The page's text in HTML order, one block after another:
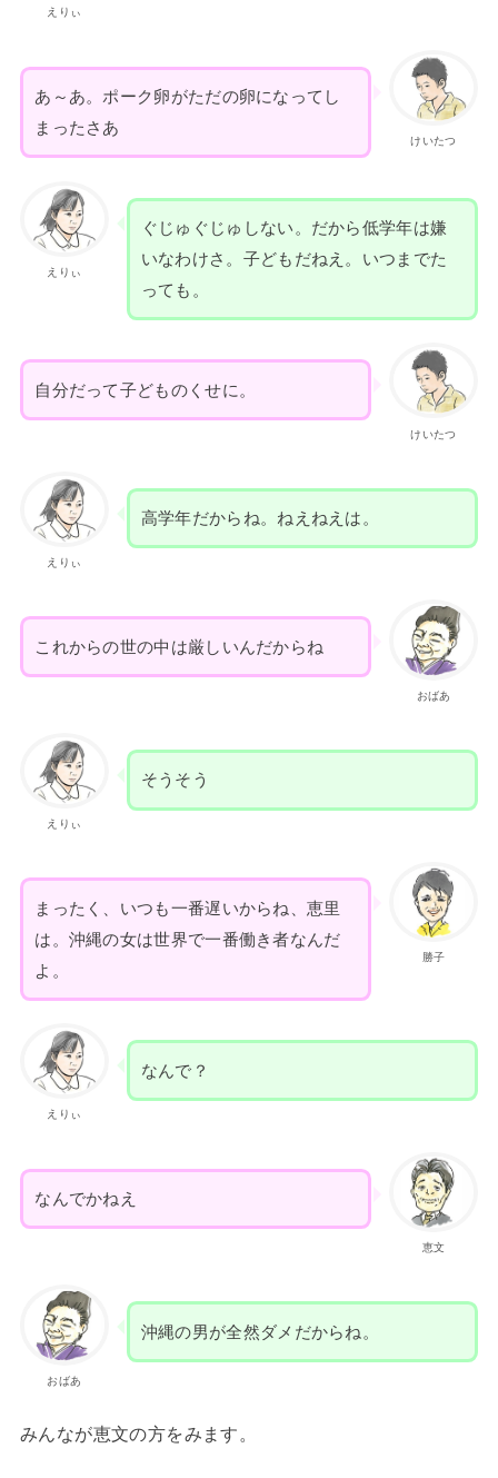
えりぃ
けいたつ
あ～あ。ポーク卵がただの卵になってし
まったさあ
えりぃ
ぐじゅぐじゅしない。だから低学年は嫌
いなわけさ。子どもだねえ。いつまでた
っても。
けいたつ
自分だって子どものくせに。
えりぃ
高学年だからね。ねえねえは。
おばあ
これからの世の中は厳しいんだからね
えりぃ
そうそう
勝子
まったく、いつも一番遅いからね、恵里
は。沖縄の女は世界で一番働き者なんだ
よ。
えりぃ
なんで？
恵文
なんでかねえ
おばあ
沖縄の男が全然ダメだからね。
みんなが恵文の方をみます。